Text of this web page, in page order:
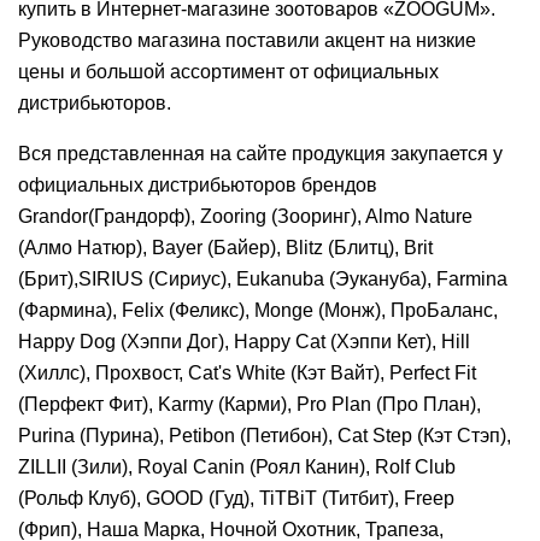
купить в Интернет-магазине зоотоваров «ZOOGUM».
Руководство магазина поставили акцент на низкие
цены и большой ассортимент от официальных
дистрибьюторов.
Вся представленная на сайте продукция закупается у
официальных дистрибьюторов брендов
Grandor(Грандорф), Zooring (Зооринг), Almo Nature
(Алмо Натюр), Bayer (Байер), Blitz (Блитц), Brit
(Брит),SIRIUS (Сириус), Eukanuba (Эукануба), Farmina
(Фармина), Felix (Феликс), Monge (Монж), ПроБаланс,
Happy Dog (Хэппи Дог), Happy Cat (Хэппи Кет), Hill
(Хиллс), Прохвост, Cat's White (Кэт Вайт), Perfect Fit
(Перфект Фит), Karmy (Карми), Pro Plan (Про План),
Purina (Пурина), Petibon (Петибон), Cat Step (Кэт Стэп),
ZILLII (Зили), Royal Canin (Роял Канин), Rolf Club
(Рольф Клуб), GOOD (Гуд), TiTBiT (Титбит), Freep
(Фрип), Наша Марка, Ночной Охотник, Трапеза,